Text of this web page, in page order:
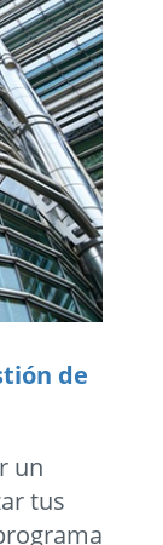
de
un
tus